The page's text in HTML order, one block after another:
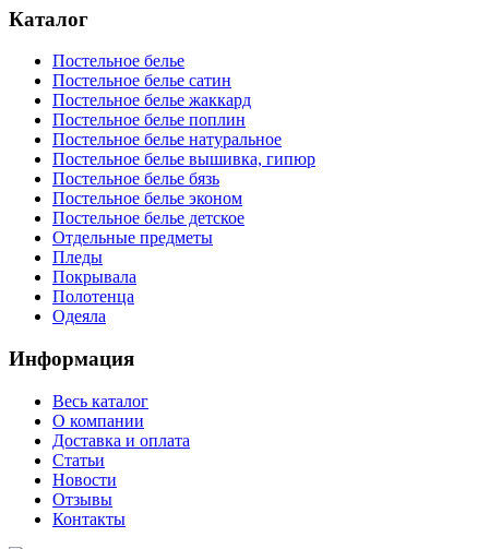
Каталог
Постельное белье
Постельное белье сатин
Постельное белье жаккард
Постельное белье поплин
Постельное белье натуральное
Постельное белье вышивка, гипюр
Постельное белье бязь
Постельное белье эконом
Постельное белье детское
Отдельные предметы
Пледы
Покрывала
Полотенца
Одеяла
Информация
Весь каталог
О компании
Доставка и оплата
Статьи
Новости
Отзывы
Контакты